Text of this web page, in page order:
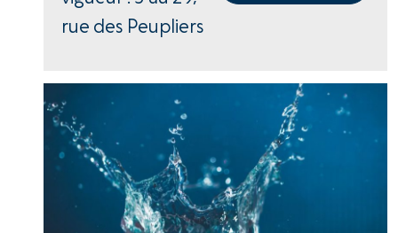
rue des Peupliers